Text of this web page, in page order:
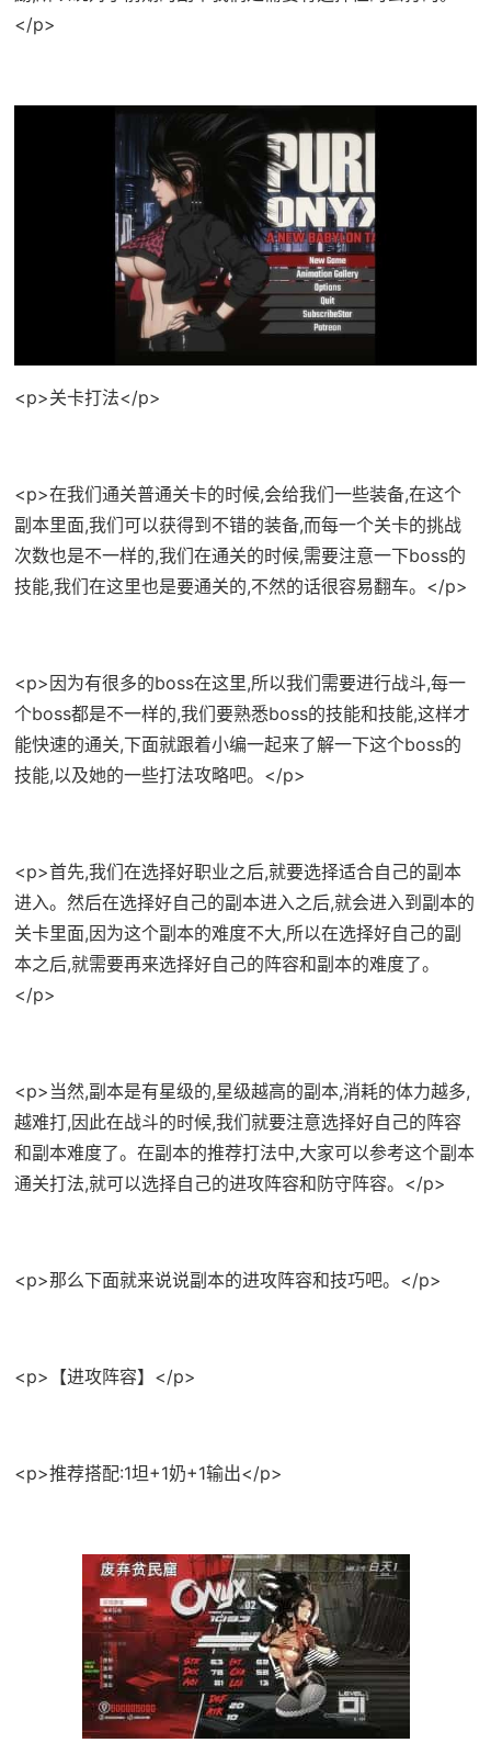
</p>
<p>关卡打法</p>
<p>在我们通关普通关卡的时候,会给我们一些装备,在这个
副本里面,我们可以获得到不错的装备,而每一个关卡的挑战
次数也是不一样的,我们在通关的时候,需要注意一下boss的
技能,我们在这里也是要通关的,不然的话很容易翻车。</p>
<p>因为有很多的boss在这里,所以我们需要进行战斗,每一
个boss都是不一样的,我们要熟悉boss的技能和技能,这样才
能快速的通关,下面就跟着小编一起来了解一下这个boss的
技能,以及她的一些打法攻略吧。</p>
<p>首先,我们在选择好职业之后,就要选择适合自己的副本
进入。然后在选择好自己的副本进入之后,就会进入到副本的
关卡里面,因为这个副本的难度不大,所以在选择好自己的副
本之后,就需要再来选择好自己的阵容和副本的难度了。
</p>
<p>当然,副本是有星级的,星级越高的副本,消耗的体力越多,
越难打,因此在战斗的时候,我们就要注意选择好自己的阵容
和副本难度了。在副本的推荐打法中,大家可以参考这个副本
通关打法,就可以选择自己的进攻阵容和防守阵容。</p>
<p>那么下面就来说说副本的进攻阵容和技巧吧。</p>
<p>【进攻阵容】</p>
<p>推荐搭配:1坦+1奶+1输出</p>